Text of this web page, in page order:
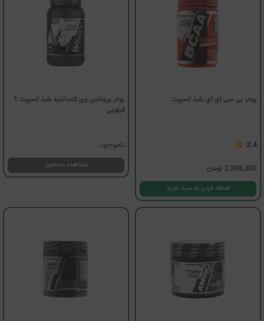
پودر بی سی ای ای بلید اسپرت
2.4
2,306,300 تومان
اضافه کردن به سبد خرید
پودر پروتئین وی کنسانتره بلید اسپرت 1
کیلویی
ناموجود
مشاهده محصول